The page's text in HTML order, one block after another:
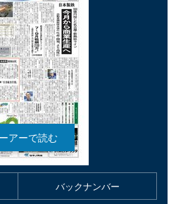
バックナンバー